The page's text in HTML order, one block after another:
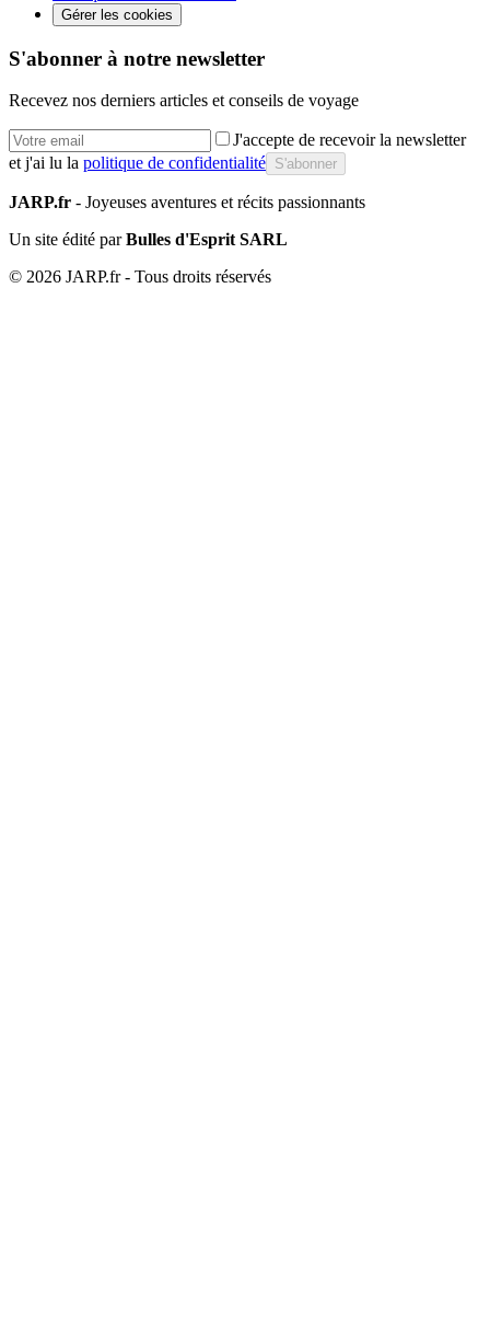
Gérer les cookies
S'abonner à notre newsletter
Recevez nos derniers articles et conseils de voyage
J'accepte de recevoir la newsletter
et j'ai lu la politique de confidentialité S'abonner
JARP.fr - Joyeuses aventures et récits passionnants
Un site édité parBulles d'Esprit SARL
© 2026 JARP.fr - Tous droits réservés